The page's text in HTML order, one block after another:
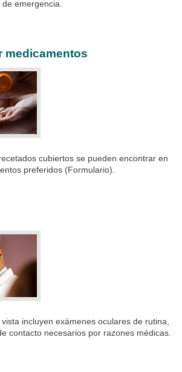
emergencia.
medicamentos
cubiertos se pueden encontrar en
preferidos (Formulario).
incluyen exámenes oculares de rutina,
contacto necesarios por razones médicas.